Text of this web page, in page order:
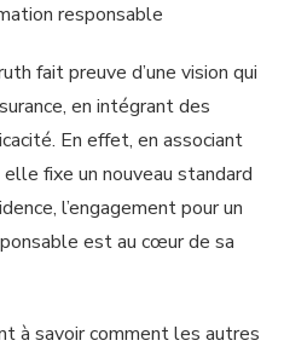
responsable
fait preuve d’une vision qui
en intégrant des
En effet, en associant
fixe un nouveau standard
l’engagement pour un
est au cœur de sa
à savoir comment les autres